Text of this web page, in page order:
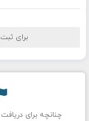
برای
چنانچه برای